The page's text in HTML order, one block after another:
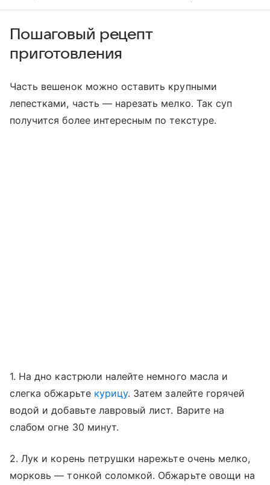
Пошаговый рецепт
приготовления
Часть вешенок можно оставить крупными
лепестками, часть — нарезать мелко. Так суп
получится более интересным по текстуре.
1. На дно кастрюли налейте немного масла и
слегка обжарьте курицу. Затем залейте горячей
водой и добавьте лавровый лист. Варите на
слабом огне 30 минут.
2. Лук и корень петрушки нарежьте очень мелко,
морковь — тонкой соломкой. Обжарьте овощи на